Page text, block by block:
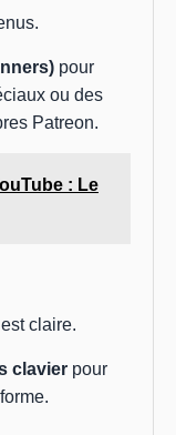
pour
ou des
Patreon.
: Le
claire.
clavier pour